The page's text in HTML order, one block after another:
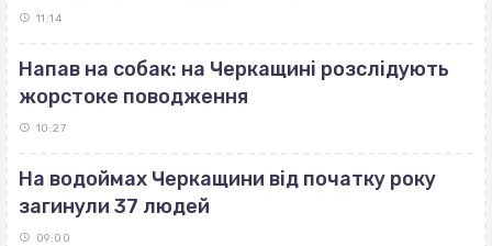
11:14
Напав на собак: на Черкащині розслідують
жорстоке поводження
10:27
На водоймах Черкащини від початку року
загинули 37 людей
09:00